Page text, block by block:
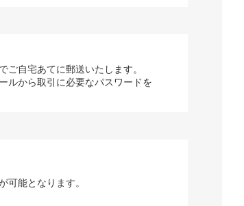
ご自宅あてに郵送いたします。
ルから取引に必要なパスワードを
可能となります。